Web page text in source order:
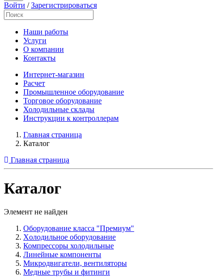
Войти /Зарегистрироваться
Наши работы
Услуги
О компании
Контакты
Интернет-магазин
Расчет
Промышленное оборудование
Торговое оборудование
Холодильные склады
Инструкции к контроллерам
Главная страница
Каталог
Главная страница
Каталог
Элемент не найден
Оборудование класса "Премиум"
Xолодильное оборудование
Компрессоры холодильные
Линейные компоненты
Микродвигатели, вентиляторы
Медные трубы и фитинги